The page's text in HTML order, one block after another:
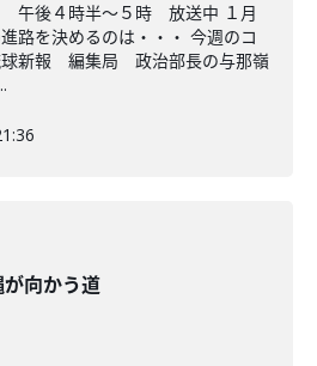
午後４時半～５時 放送中 １月
路を決めるのは・・・ 今週のコ
球新報 編集局 政治部長の与那嶺
向かう道